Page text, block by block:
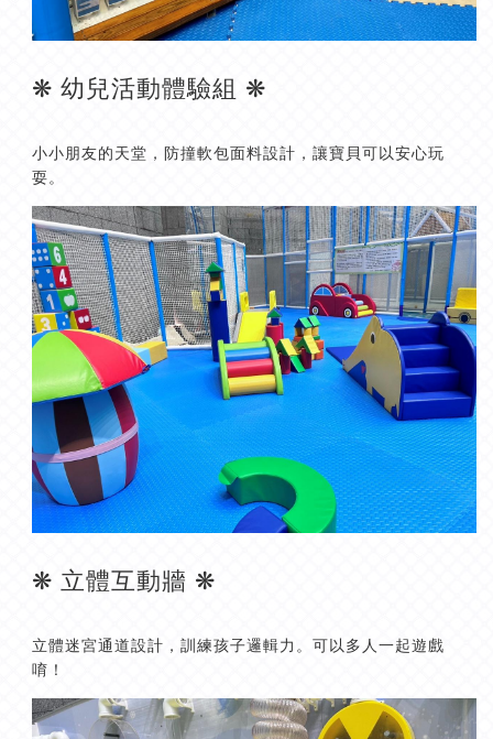
❋ 幼兒活動體驗組 ❋
小小朋友的天堂，防撞軟包面料設計，讓寶貝可以安心玩
耍。
❋ 立體互動牆 ❋
立體迷宮通道設計，訓練孩子邏輯力。可以多人一起遊戲
唷！